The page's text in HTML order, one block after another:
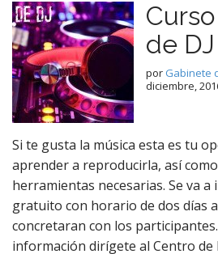
de
por Gabinete
diciembre,
Si te gusta la música esta es tu
aprender a reproducirla, así
herramientas necesarias. Se va
gratuito con horario de dos días
concretaran con los
información dirígete al Centro de